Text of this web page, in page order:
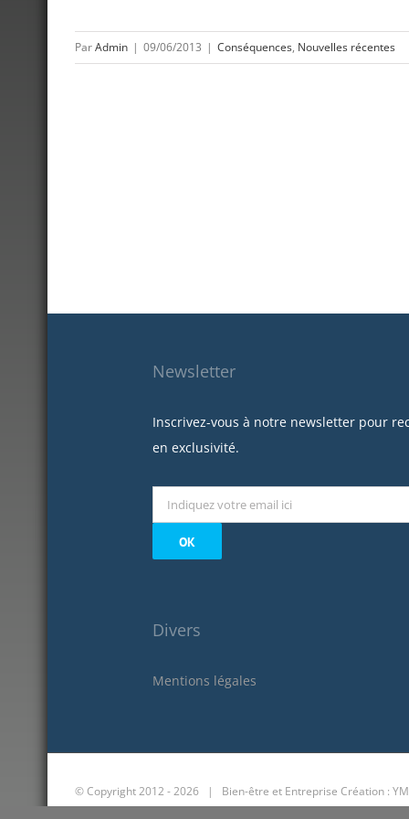
ParAdmin | 09/06/2013 | Conséquences, Nouvelles récentes
Newsletter
Inscrivez-vous à notre newsletter pour
en exclusivité.
Divers
Mentions légales
© Copyright 2012 -2026 | Bien-être et Entreprise Création :